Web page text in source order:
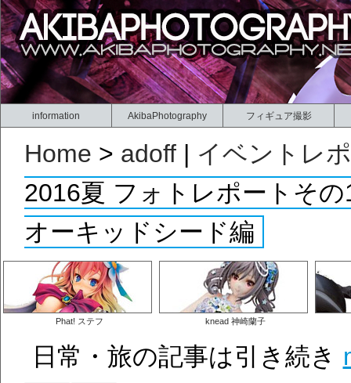
information AkibaPhotography フィギュア撮影
Home > adoff | イベントレ
2016夏 フォトレポートそ
オーキッドシード編
Phat! ステフ knead 神崎蘭子
日常・旅の記事は引き続き